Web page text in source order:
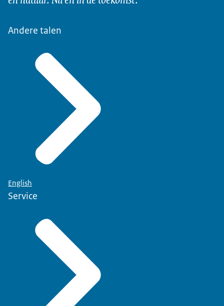
Andere talen
English
Service